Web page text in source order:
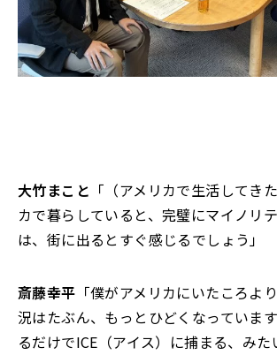
大竹まこと 「（アメリカで生活してき
カで暮らしていると、完璧にマイノリ
は、街に出るとすぐ感じるでしょう」
斎藤幸平 「僕がアメリカにいたころよ
況はたぶん、もっとひどくなっていま
るだけでICE（アイス）に捕まる、み